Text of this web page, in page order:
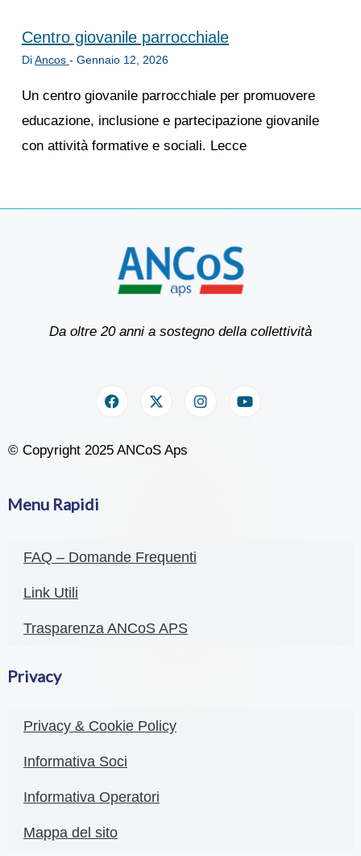
Centro giovanile parrocchiale
DiAncos - Gennaio 12, 2026
Un centro giovanile parrocchiale per promuovere
educazione, inclusione e partecipazione giovanile
con attività formative e sociali. Lecce
Da oltre 20 anni a sostegno della collettività
© Copyright 2025 ANCoS Aps
Menu Rapidi
FAQ – Domande Frequenti
Link Utili
Trasparenza ANCoS APS
Privacy
Privacy & Cookie Policy
Informativa Soci
Informativa Operatori
Mappa del sito